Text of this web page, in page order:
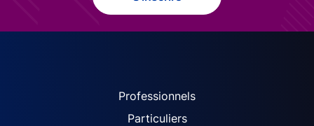
ACPR site navigation
Professionnels
Particuliers